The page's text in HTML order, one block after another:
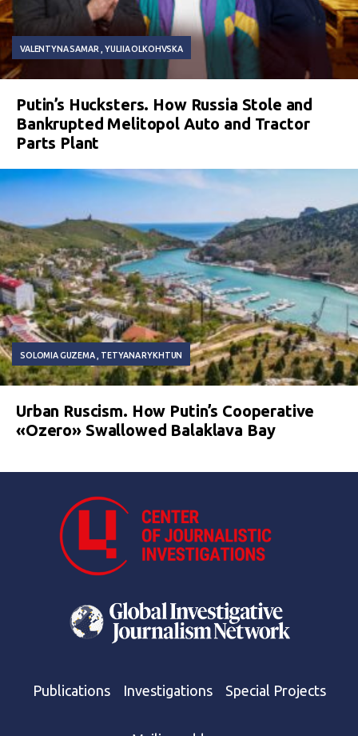
VALENTYNA SAMAR YULIIA OLKOHVSKA
Putin’s Hucksters. How Russia Stole and
Bankrupted Melitopol Auto and Tractor
Parts Plant
SOLOMIA GUZEMA TETYANA RYKHTUN
Urban Ruscism. How Putin’s Cooperative
«Ozero» Swallowed Balaklava Bay
Publications Investigations Special Projects